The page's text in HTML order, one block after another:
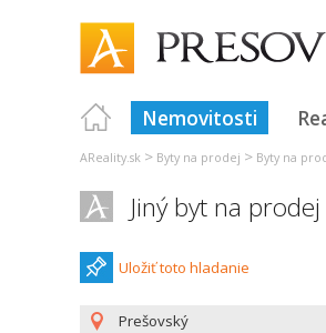
Nemovitosti
AReality.sk > Byty na prodej > Byty na
Jiný byt na
Uložiť toto hladanie
Prešovský